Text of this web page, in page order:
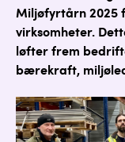
Miljøfyrtårn 2025
virksomheter.
løfter frem
bærekraft,